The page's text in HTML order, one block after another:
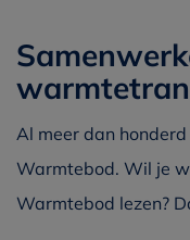
Al meer dan
Warmtebod. Wil je
Warmtebod lezen?